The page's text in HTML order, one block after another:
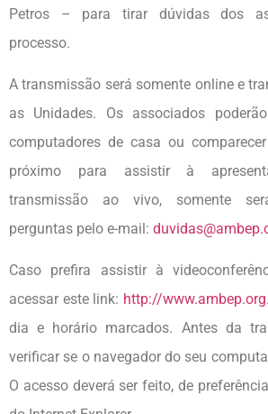
Petros – para tirar dúvidas dos
processo.
A transmissão será somente online e
as Unidades. Os associados
computadores de casa ou
próximo para assistir à
transmissão ao vivo, somente
perguntas pelo e-mail:
Caso prefira assistir à
acessar este link: http://
dia e horário marcados. Antes da
verificar se o navegador do seu
O acesso deverá ser feito, de